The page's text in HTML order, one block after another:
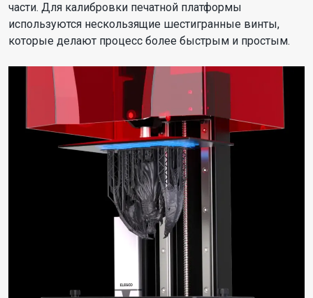
части. Для калибровки печатной платформы
используются нескользящие шестигранные винты,
которые делают процесс более быстрым и простым.